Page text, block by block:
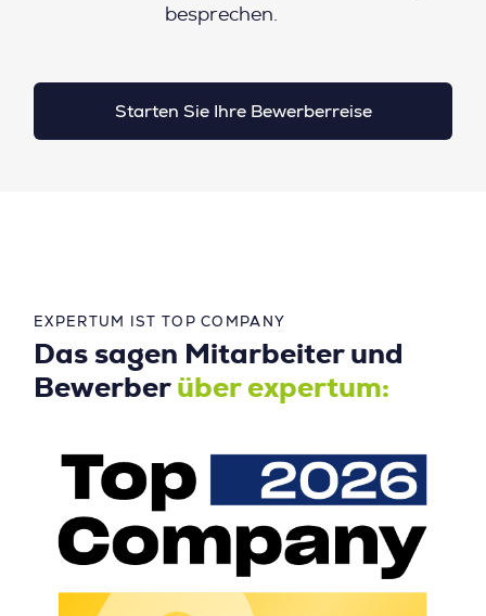
besprechen.
Starten Sie Ihre Bewerberreise
EXPERTUM IST TOP COMPANY
Das sagen Mitarbeiter und
Bewerber über expertum: